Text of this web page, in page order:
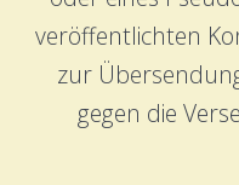
veröffentlichten
zur
gegen die